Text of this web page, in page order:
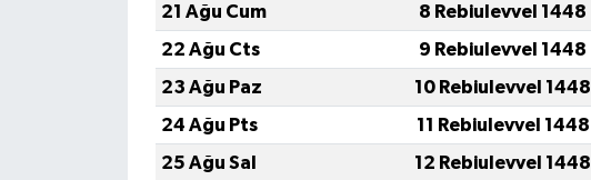
21 Ağu Cum
8 Rebiulevvel 1448
22 Ağu Cts
9 Rebiulevvel 1448
23 Ağu Paz
10 Rebiulevvel 1448
24 Ağu Pts
11 Rebiulevvel 1448
25 Ağu Sal
12 Rebiulevvel 1448